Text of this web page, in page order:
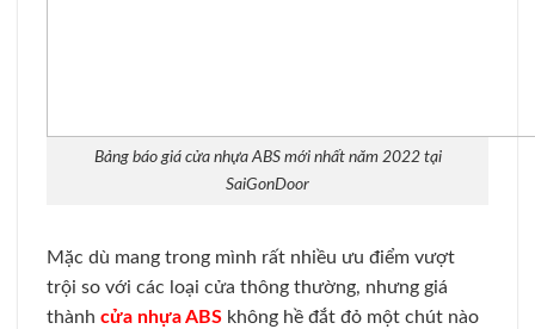
Bảng báo giá cửa nhựa ABS mới nhất năm 2022 tại
SaiGonDoor
Mặc dù mang trong mình rất nhiều ưu điểm vượt
trội so với các loại cửa thông thường, nhưng giá
thành cửa nhựa ABS không hề đắt đỏ một chút nào